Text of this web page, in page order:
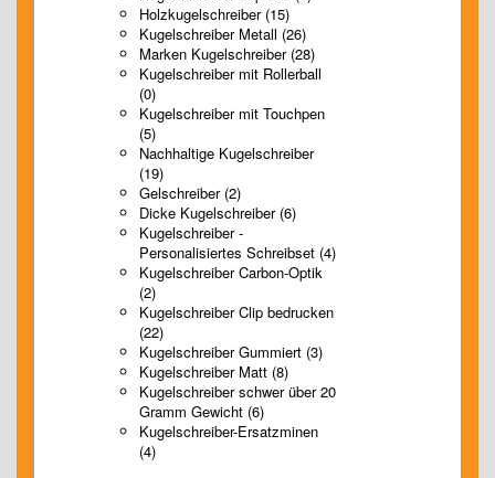
Holzkugelschreiber (15)
Kugelschreiber Metall (26)
Marken Kugelschreiber (28)
Kugelschreiber mit Rollerball
(0)
Kugelschreiber mit Touchpen
(5)
Nachhaltige Kugelschreiber
(19)
Gelschreiber (2)
Dicke Kugelschreiber (6)
Kugelschreiber -
Personalisiertes Schreibset (4)
Kugelschreiber Carbon-Optik
(2)
Kugelschreiber Clip bedrucken
(22)
Kugelschreiber Gummiert (3)
Kugelschreiber Matt (8)
Kugelschreiber schwer über 20
Gramm Gewicht (6)
Kugelschreiber-Ersatzminen
(4)